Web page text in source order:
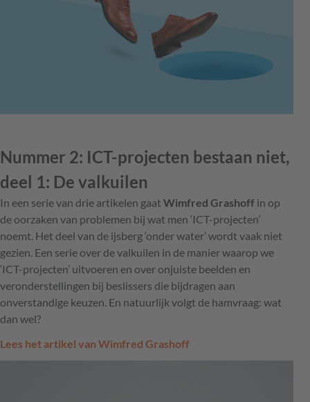
Nummer 2: ICT-projecten bestaan niet,
deel 1: De valkuilen
In een serie van drie artikelen gaat Wimfred Grashoff in op
de oorzaken van problemen bij wat men ‘ICT-projecten’
noemt. Het deel van de ijsberg ‘onder water’ wordt vaak niet
gezien. Een serie over de valkuilen in de manier waarop we
‘ICT-projecten’ uitvoeren en over onjuiste beelden en
veronderstellingen bij beslissers die bijdragen aan
onverstandige keuzen. En natuurlijk volgt de hamvraag: wat
dan wel?
Lees het artikel van Wimfred Grashoff